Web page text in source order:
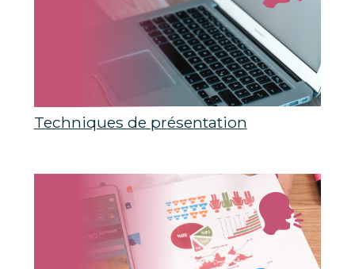
Techniques de présentation